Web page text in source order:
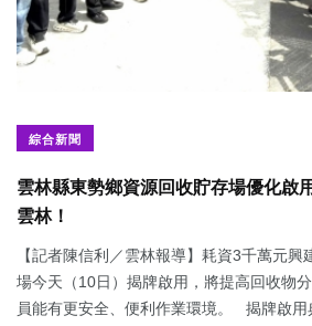
綜合新聞
雲林縣東勢鄉資源回收貯存場優化啟
雲林！
【記者陳信利／雲林報導】耗資3千萬元
場今天（10日）揭牌啟用，將提高回收物
員能有更安全、便利作業環境。 揭牌啟用